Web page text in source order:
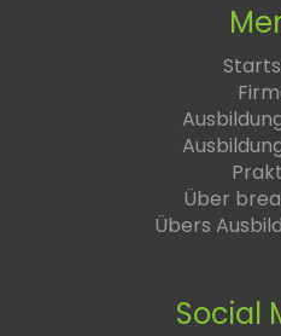
Über
Übers
Social